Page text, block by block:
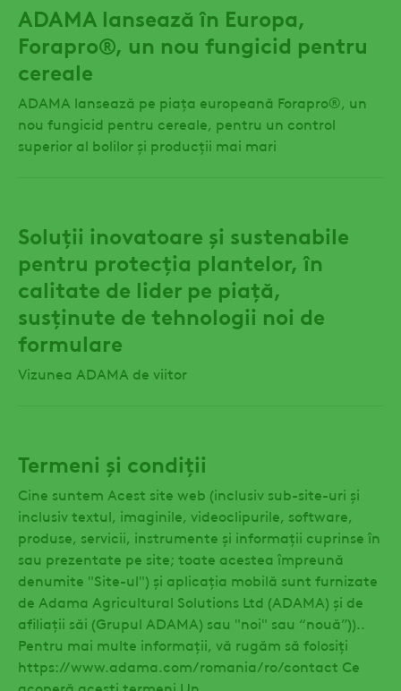
ADAMA lansează în Europa,
Forapro®, un nou fungicid pentru
cereale
ADAMA lansează pe piața europeană Forapro®, un
nou fungicid pentru cereale, pentru un control
superior al bolilor și producții mai mari
Soluții inovatoare și sustenabile
pentru protecția plantelor, în
calitate de lider pe piață,
susținute de tehnologii noi de
formulare
Vizunea ADAMA de viitor
Termeni și condiții
Cine suntem Acest site web (inclusiv sub-site-uri și
inclusiv textul, imaginile, videoclipurile, software,
produse, servicii, instrumente și informații cuprinse în
sau prezentate pe site; toate acestea împreună
denumite "Site-ul") și aplicația mobilă sunt furnizate
de Adama Agricultural Solutions Ltd (ADAMA) și de
afiliații săi (Grupul ADAMA) sau "noi" sau “nouă”))..
Pentru mai multe informații, vă rugăm să folosiți
https://www.adama.com/romania/ro/contact Ce